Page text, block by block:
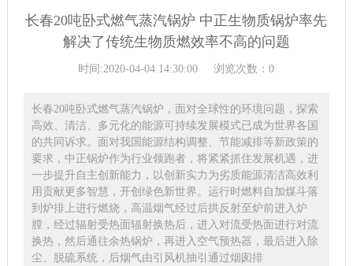
长春20吨卧式燃气蒸汽锅炉 中正生物质锅炉率先
解决了传统生物质燃效率不高的问题
时间:2020-04-04 14:30:00 浏览次数：0
长春20吨卧式燃气蒸汽锅炉，面对全球性的环境问题，探索
高效、清洁、多元化的能源可持续发展模式已成为世界各国
的共同诉求。面对我国能源结构调整、节能减排等新政策的
要求，中正锅炉作为行业领跑者，将紧紧抓住发展机遇，进
一步提升自主创新能力，以创新实力为劣质能源清洁高效利
用贡献更多智慧，开创绿色新世界。运行时燃料自加煤斗落
到炉排上进行燃烧，高温烟气经过后拱反射至炉前进入炉
膛，经过辐射受热面辐射换热后，进入对流受热面进行对流
换热，然后通往余热锅炉，再进入空气预热器，最后进入除
尘、脱硫系统，后烟气由引风机抽引通过烟囱排